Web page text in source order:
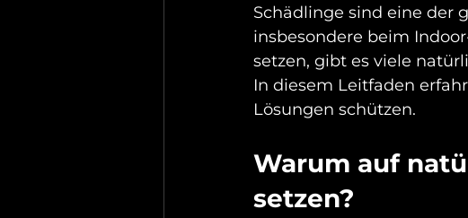
Schädlinge sind eine der
insbesondere beim
setzen, gibt es viele
In diesem Leitfaden
Lösungen schützen.
Warum auf
setzen?